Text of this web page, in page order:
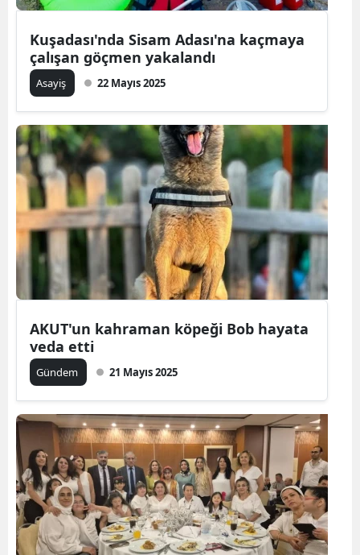
Kuşadası'nda Sisam Adası'na kaçmaya
çalışan göçmen yakalandı
Asayiş 22 Mayıs 2025
AKUT'un kahraman köpeği Bob hayata
veda etti
Gündem 21 Mayıs 2025